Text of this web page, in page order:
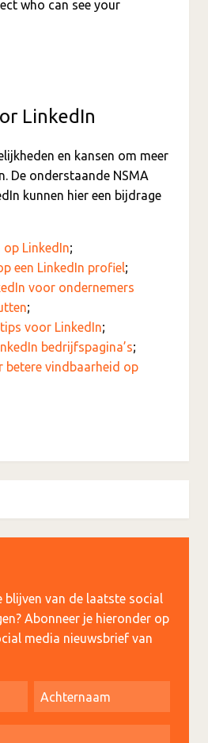
who can see your
LinkedIn
en kansen om meer
De onderstaande NSMA
kunnen hier een bijdrage
op LinkedIn;
een LinkedIn profiel;
voor ondernemers
;
voor LinkedIn;
bedrijfspagina’s;
betere vindbaarheid op
blijven van de laatste social
Abonneer je hieronder op
media nieuwsbrief van